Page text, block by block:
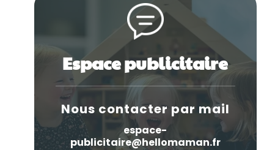
Espace publicitaire
Nous contacter par mail
espace-
publicitaire@hellomaman.fr